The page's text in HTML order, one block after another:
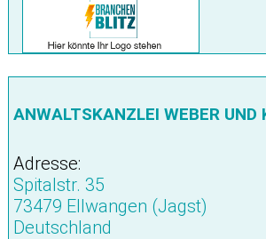
ANWALTSKANZLEI WEBER UND
Adresse:
Spitalstr. 35
73479 Ellwangen (Jagst)
Deutschland